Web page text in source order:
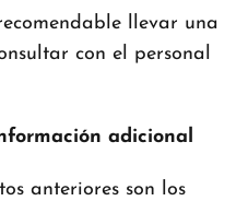
llevar una
con el personal
adicional
anteriores son los